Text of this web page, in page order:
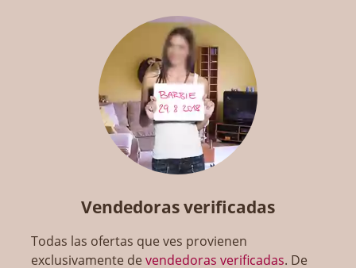
Vendedoras verificadas
Todas las ofertas que ves provienen
exclusivamente devendedoras verificadas. De